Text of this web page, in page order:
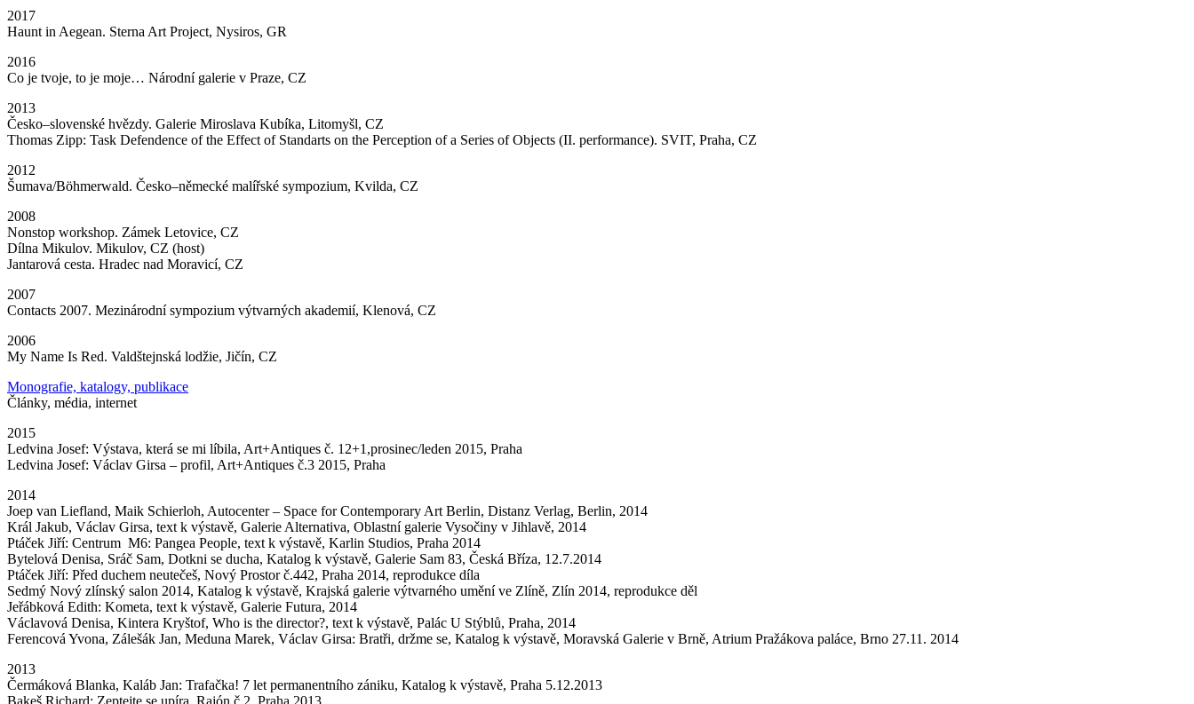
2017
Haunt in Aegean. Sterna Art Project, Nysiros, GR
2016
Co je tvoje, to je moje… Národní galerie v Praze, CZ
2013
Česko–slovenské hvězdy. Galerie Miroslava Kubíka, Litomyšl, CZ
Thomas Zipp: Task Defendence of the Effect of Standarts on the Perception of a Series of Objects (II. performance). SVIT, Praha, CZ
2012
Šumava/Böhmerwald. Česko–německé malířské sympozium, Kvilda, CZ
2008
Nonstop workshop. Zámek Letovice, CZ
Dílna Mikulov. Mikulov, CZ (host)
Jantarová cesta. Hradec nad Moravicí, CZ
2007
Contacts 2007. Mezinárodní sympozium výtvarných akademií, Klenová, CZ
2006
My Name Is Red. Valdštejnská lodžie, Jičín, CZ
Monografie, katalogy, publikace
Články, média, internet
2015
Ledvina Josef: Výstava, která se mi líbila, Art+Antiques č. 12+1,prosinec/leden 2015, Praha
Ledvina Josef: Václav Girsa – profil, Art+Antiques č.3 2015, Praha
2014
Joep van Liefland, Maik Schierloh, Autocenter – Space for Contemporary Art Berlin, Distanz Verlag, Berlin, 2014
Král Jakub, Václav Girsa, text k výstavě, Galerie Alternativa, Oblastní galerie Vysočiny v Jihlavě, 2014
Ptáček Jiří: Centrum M6: Pangea People, text k výstavě, Karlin Studios, Praha 2014
Bytelová Denisa, Sráč Sam, Dotkni se ducha, Katalog k výstavě, Galerie Sam 83, Česká Bříza, 12.7.2014
Ptáček Jiří: Před duchem neutečeš, Nový Prostor č.442, Praha 2014, reprodukce díla
Sedmý Nový zlínský salon 2014, Katalog k výstavě, Krajská galerie výtvarného umění ve Zlíně, Zlín 2014, reprodukce děl
Jeřábková Edith: Kometa, text k výstavě, Galerie Futura, 2014
Václavová Denisa, Kintera Kryštof, Who is the director?, text k výstavě, Palác U Stýblů, Praha, 2014
Ferencová Yvona, Zálešák Jan, Meduna Marek, Václav Girsa: Bratři, držme se, Katalog k výstavě, Moravská Galerie v Brně, Atrium Pražákova paláce, Brno 27.11. 2014
2013
Čermáková Blanka, Kaláb Jan: Trafačka! 7 let permanentního zániku, Katalog k výstavě, Praha 5.12.2013
Bakeš Richard: Zeptejte se upíra, Rajón č.2, Praha 2013